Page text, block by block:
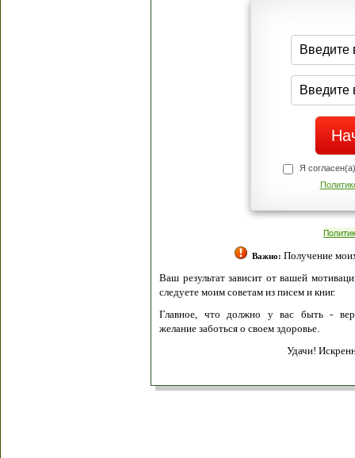
Я
Важно: Получение
Ваш результат зависит от вашей
следуете моим советам из писем и книг.
Главное, что должно у вас быть -
желание заботься о своем здоровье.
Удачи!